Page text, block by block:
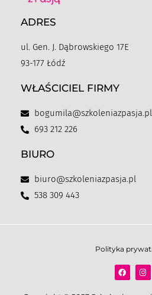
ADRES
ul. Gen. J. Dąbrowskiego 17E
93-177 Łódź
WŁAŚCICIEL FIRMY
bogumila@szkoleniazpasja.pl
693 212 226
BIURO
biuro@szkoleniazpasja.pl
538 309 443
Polityka